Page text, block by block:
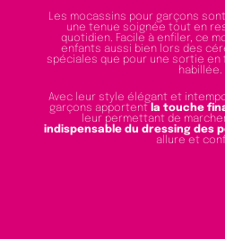
Les mocassins pour garçons
une tenue soignée tout en
quotidien. Facile à enfiler, ce
enfants aussi bien lors des
spéciales que pour une sortie en
habillée.
Avec leur style élégant et
garçons apportent la touche
leur permettant de
indispensable du dressing des
allure et